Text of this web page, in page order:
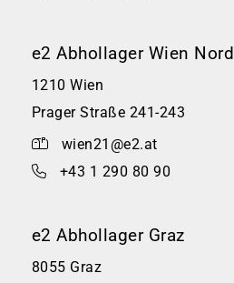
e2 Abhollager Wien Nord
1210 Wien
Prager Straße 241-243
wien21@e2.at
+43 1 290 80 90
e2 Abhollager Graz
8055 Graz